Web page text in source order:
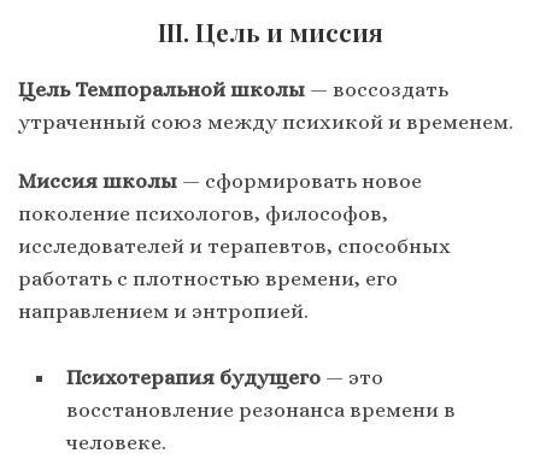
III. Цель и миссия
Цель Темпоральной школы — воссоздать
утраченный союз между психикой и временем.
Миссия школы — сформировать новое
поколение психологов, философов,
исследователей и терапевтов, способных
работать с плотностью времени, его
направлением и энтропией.
Психотерапия будущего — это
восстановление резонанса времени в
человеке.